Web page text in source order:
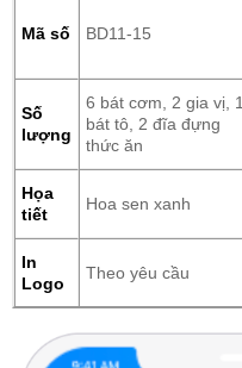
Mã số BD11-15
Số
lượng
6 bát cơm, 2 gia vị, 1
bát tô, 2 đĩa đựng
thức ăn
Họa
tiết
Hoa sen xanh
In
Logo
Theo yêu cầu